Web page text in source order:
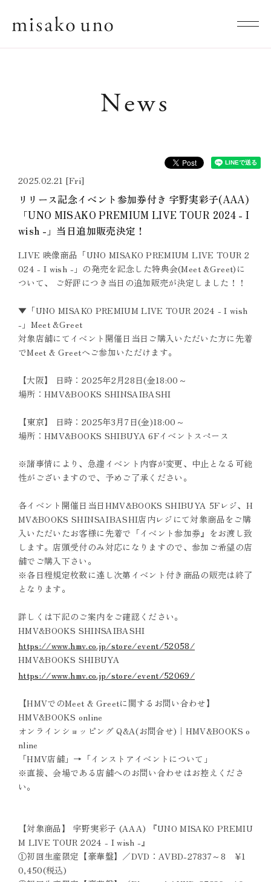
News
2025.02.21 [Fri]
リリース記念イベント参加券付き 宇野実彩子(AAA)
「UNO MISAKO PREMIUM LIVE TOUR 2024 - I
wish -」当日追加販売決定！
LIVE 映像商品「UNO MISAKO PREMIUM LIVE TOUR 2
024 - I wish -」の発売を記念した特典会(Meet &Greet)に
ついて、 ご好評につき当日の追加販売が決定しました！！
▼「UNO MISAKO PREMIUM LIVE TOUR 2024 - I wish
-」Meet &Greet
対象店舗にてイベント開催日当日ご購入いただいた方に先着
でMeet & Greetへご参加いただけます。
【大阪】 日時：2025年2月28日(金18:00～
場所：HMV&BOOKS SHINSAIBASHI
【東京】 日時：2025年3月7日(金)18:00～
場所：HMV&BOOKS SHIBUYA 6Fイベントスペース
※諸事情により、急遽イベント内容が変更、中止となる可能
性がございますので、予めご了承ください。
各イベント開催日当日HMV&BOOKS SHIBUYA 5Fレジ、H
MV&BOOKS SHINSAIBASHI店内レジにて対象商品をご購
入いただいたお客様に先着で「イベント参加券』をお渡し致
します。店頭受付のみ対応になりますので、参加ご希望の店
舗でご購入下さい。
※各日程規定枚数に達し次第イベント付き商品の販売は終了
となります。
詳しくは下記のご案内をご確認ください。
HMV&BOOKS SHINSAIBASHI
https://www.hmv.co.jp/store/event/52058/
HMV&BOOKS SHIBUYA
https://www.hmv.co.jp/store/event/52069/
【HMVでのMeet & Greetに関するお問い合わせ】
HMV&BOOKS online
オンラインショッピング Q&A(お問合せ)｜HMV&BOOKS o
nline
「HMV店舗」→「インストアイベントについて」
※直接、会場である店舗へのお問い合わせはお控えくださ
い。
【対象商品】 宇野実彩子 (AAA) 『UNO MISAKO PREMIU
M LIVE TOUR 2024 - I wish -』
①初回生産限定【豪華盤】／DVD：AVBD-27837～8 ¥1
0,450(税込)